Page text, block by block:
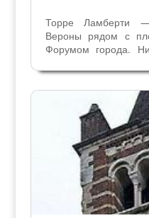
Торре Ламберти —
Вероны рядом с
Форумом города.
изгнана из Вероны
верхняя звонница
периоду,
Скрытая